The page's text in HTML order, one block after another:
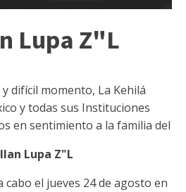
Lupa Z"L
difícil momento, La Kehilá
y todas sus Instituciones
en sentimiento a la familia del
Lupa Z"L
cabo el jueves 24 de agosto en